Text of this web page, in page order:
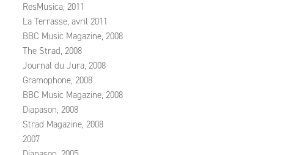
ResMusica, 2011
La Terrasse, avril 2011
BBC Music Magazine, 2008
The Strad, 2008
Journal du Jura, 2008
Gramophone, 2008
BBC Music Magazine, 2008
Diapason, 2008
Strad Magazine, 2008
2007